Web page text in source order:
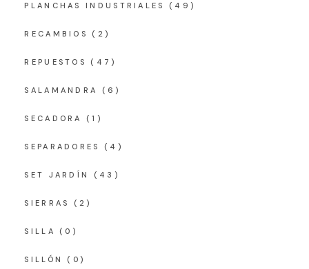
PLANCHAS INDUSTRIALES (49)
RECAMBIOS (2)
REPUESTOS (47)
SALAMANDRA (6)
SECADORA (1)
SEPARADORES (4)
SET JARDÍN (43)
SIERRAS (2)
SILLA (0)
SILLÓN (0)